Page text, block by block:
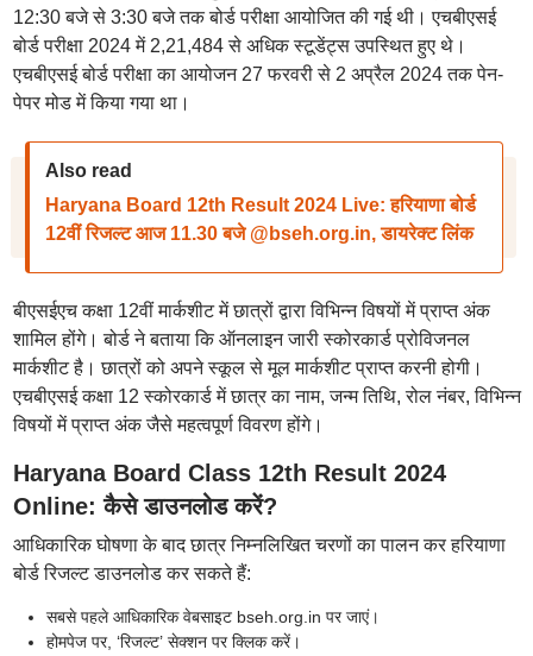
12:30 बजे से 3:30 बजे तक बोर्ड परीक्षा आयोजित की गई थी। एचबीएसई
बोर्ड परीक्षा 2024 में 2,21,484 से अधिक स्टूडेंट्स उपस्थित हुए थे।
एचबीएसई बोर्ड परीक्षा का आयोजन 27 फरवरी से 2 अप्रैल 2024 तक पेन-
पेपर मोड में किया गया था।
Also read
Haryana Board 12th Result 2024 Live: हरियाणा बोर्ड
12वीं रिजल्ट आज 11.30 बजे @bseh.org.in, डायरेक्ट लिंक
बीएसईएच कक्षा 12वीं मार्कशीट में छात्रों द्वारा विभिन्न विषयों में प्राप्त अंक
शामिल होंगे। बोर्ड ने बताया कि ऑनलाइन जारी स्कोरकार्ड प्रोविजनल
मार्कशीट है। छात्रों को अपने स्कूल से मूल मार्कशीट प्राप्त करनी होगी।
एचबीएसई कक्षा 12 स्कोरकार्ड में छात्र का नाम, जन्म तिथि, रोल नंबर, विभिन्न
विषयों में प्राप्त अंक जैसे महत्वपूर्ण विवरण होंगे।
Haryana Board Class 12th Result 2024
Online: कैसे डाउनलोड करें?
आधिकारिक घोषणा के बाद छात्र निम्नलिखित चरणों का पालन कर हरियाणा
बोर्ड रिजल्ट डाउनलोड कर सकते हैं:
सबसे पहले आधिकारिक वेबसाइट bseh.org.in पर जाएं।
होमपेज पर, ‘रिजल्ट’ सेक्शन पर क्लिक करें।